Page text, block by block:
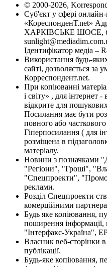
© 2000-2026,
Суб'єкт у сфері
«КореспонденТ.net»
ХАРКІВСЬКЕ ШОСЕ,
Ідентифікатор медіа –
Використання будь-
сайті, дозволяється за
Корреспондент.net.
При копіюванні
і світу» , для інтернет
відкрите для
Посилання має бути
повного або
Гіперпосилання ( для
розміщена в
матеріалу.
Новини з позначками
"Регіони", "Гроші",
"Спецпроекти",
реклами.
Розділ Спецпроекти
комерційними
Будь яке копіювання,
поширення
"Інтерфакс-Україна",
Власник веб-сторінки
публікації.
Будь-яке копіювання,